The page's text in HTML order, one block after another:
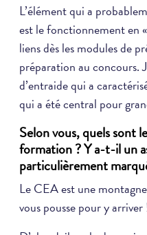
L’élément qui a
est le fonctionnement en
liens dès les modules de
préparation au concours.
d’entraide qui a
qui a été central pour
Selon vous, quels sont
formation ? Y a-t-il un
particulièrement
Le CEA est une
vous pousse pour y arriver